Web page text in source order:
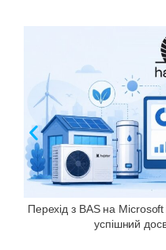
Перехід з BAS на
успішний